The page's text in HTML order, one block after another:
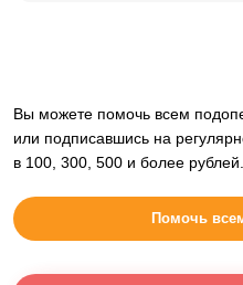
Вы можете помочь всем
или подписавшись на
в 100, 300, 500 и более рублей.
Помочь